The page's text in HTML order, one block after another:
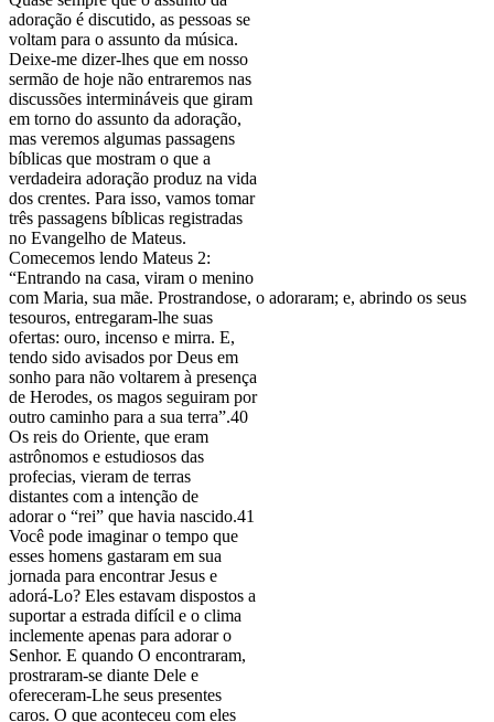
adoração é discutido, as pessoas se
voltam para o assunto da música.
Deixe-me dizer-lhes que em nosso
sermão de hoje não entraremos nas
discussões intermináveis que giram
em torno do assunto da adoração,
mas veremos algumas passagens
bíblicas que mostram o que a
verdadeira adoração produz na vida
dos crentes. Para isso, vamos tomar
três passagens bíblicas registradas
no Evangelho de Mateus.
Comecemos lendo Mateus 2:
“Entrando na casa, viram o menino
com Maria, sua mãe. Prostrandose, o adoraram; e, abrindo os seus
tesouros, entregaram-lhe suas
ofertas: ouro, incenso e mirra. E,
tendo sido avisados por Deus em
sonho para não voltarem à presença
de Herodes, os magos seguiram por
outro caminho para a sua terra”.40
Os reis do Oriente, que eram
astrônomos e estudiosos das
profecias, vieram de terras
distantes com a intenção de
adorar o “rei” que havia nascido.41
Você pode imaginar o tempo que
esses homens gastaram em sua
jornada para encontrar Jesus e
adorá-Lo? Eles estavam dispostos a
suportar a estrada difícil e o clima
inclemente apenas para adorar o
Senhor. E quando O encontraram,
prostraram-se diante Dele e
ofereceram-Lhe seus presentes
caros. O que aconteceu com eles